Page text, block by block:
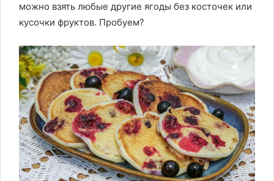
можно взять любые другие ягоды без косточек или
кусочки фруктов. Пробуем?